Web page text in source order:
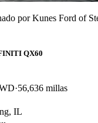
porKunes Ford of
QX60
56,636 millas
IL